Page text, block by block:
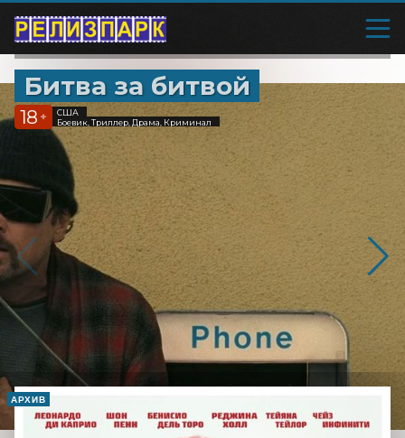
Битва за битвой
18 +
США
Боевик, Триллер, Драма, Криминал
АРХИВ